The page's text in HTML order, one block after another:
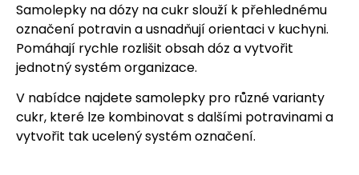
Samolepky na dózy na cukr slouží k přehlednému
označení potravin a usnadňují orientaci v kuchyni.
Pomáhají rychle rozlišit obsah dóz a vytvořit
jednotný systém organizace.
V nabídce najdete samolepky pro různé varianty
cukr, které lze kombinovat s dalšími potravinami a
vytvořit tak ucelený systém označení.